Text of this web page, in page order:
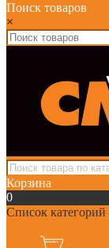
Поиск товаров
×
Корзина
0
Список категорий